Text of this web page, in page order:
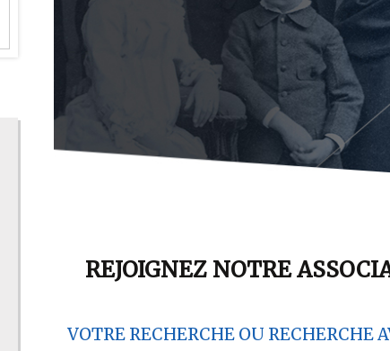
REJOIGNEZ NOTRE
VOTRE RECHERCHE OU RECHERCHE